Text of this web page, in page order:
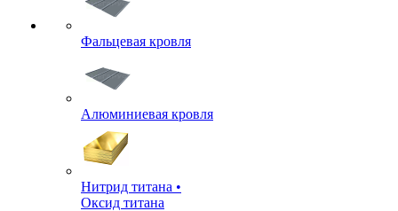
Фальцевая кровля
Алюминиевая кровля
Нитрид титана •
Оксид титана